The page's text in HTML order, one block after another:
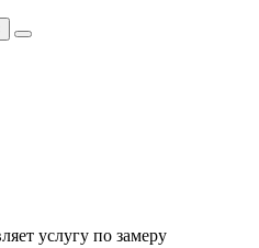
услугу по замеру